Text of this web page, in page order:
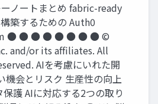
ノートまとめ fabric-ready
築するための Auth0
● ● ● ● ● ● ● ● ©
and/or its afﬁliates. All
AIを考慮にいれた開
機会とリスク ⽣産性の向上
保護 AIに対応する2つの取り